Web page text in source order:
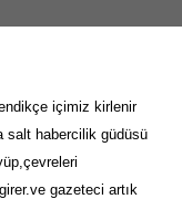
içimiz kirlenir
salt habercilik güdüsü
gazeteci artık